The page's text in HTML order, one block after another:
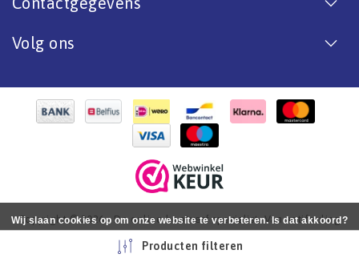
Volg ons
Copyright © 2026 - De online bootverf specialist. Van antifouling
tot aflak. - All rights reserved - RealizationInStijl Media
Producten filteren
Wij slaan cookies op om onze website te verbeteren. Is dat akkoord?
Nee Meer over cookies »